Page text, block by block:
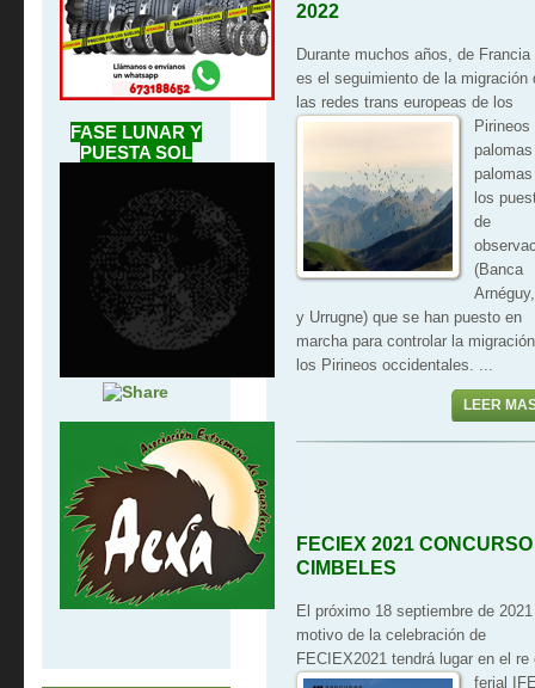
FASE LUNAR Y
PUESTA SOL
2022
Durante muchos años, de
es el seguimiento de la migración
las redes trans europeas de los
Pirineos
palomas
los
de
(Banca
y Urrugne) que se han puesto en
marcha para controlar la
los Pirineos occidentales. ...
LEER
FECIEX 2021
CIMBELES
El próximo 18 septiembre de
motivo de la celebración de
FECIEX2021 tendrá lugar en el re
ferial